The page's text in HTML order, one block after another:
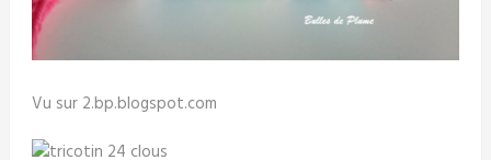
Vu sur 2.bp.blogspot.com